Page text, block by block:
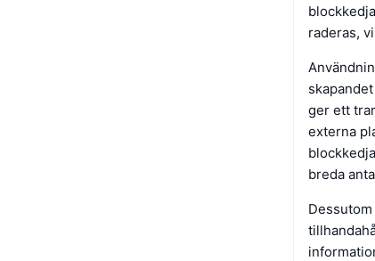
raderas,
ger ett
externa
breda